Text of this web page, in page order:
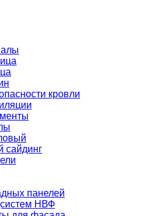
кровли
сайдинг
панелей
НВФ